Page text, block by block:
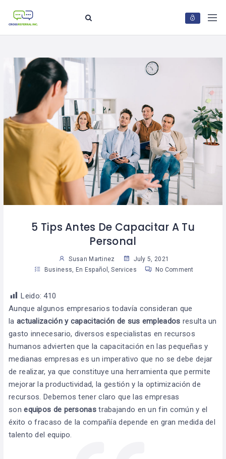
5 Tips Antes De Capacitar A Tu
Personal
Susan Martinez
July 5, 2021
Business
En Español ,Services No Comment
Leido: 410
Aunque algunos empresarios todavía consideran que
la actualización y capacitación de sus empleados resulta un
gasto innecesario, diversos especialistas en recursos
humanos advierten que la capacitación en las pequeñas y
medianas empresas es un imperativo que no se debe dejar
de realizar, ya que constituye una herramienta que permite
mejorar la productividad, la gestión y la optimización de
recursos. Debemos tener claro que las empresas
sonequipos de personas trabajando en un fin común y el
éxito o fracaso de la compañía depende en gran medida del
talento del equipo.